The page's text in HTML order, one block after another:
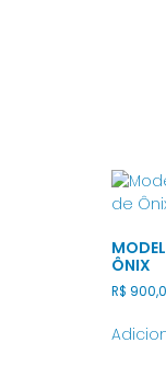
ÔNIX
R$